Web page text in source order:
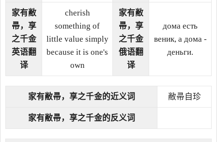
家有敝
帚，享
之千金
英语翻
译
cherish
something of
little value simply
because it is one's
own
家有敝
帚，享
之千金
俄语翻
译
дома есть
веник, а дома -
деньги.
家有敝帚，享之千金的近义词 敝帚自珍
家有敝帚，享之千金的反义词